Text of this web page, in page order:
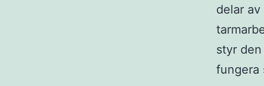
delar
styr
fungera